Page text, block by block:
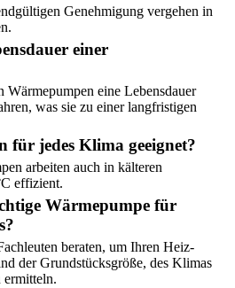
Genehmigung vergehen in
einer
Wärmepumpen eine Lebensdauer
was sie zu einer langfristigen
für jedes Klima geeignet?
arbeiten auch in kälteren
effizient.
Wärmepumpe für
beraten, um Ihren Heiz-
der Grundstücksgröße, des Klimas
ermitteln.